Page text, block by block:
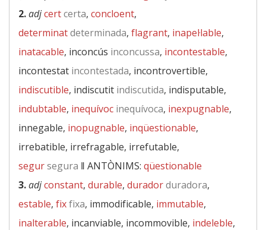
2.adjcertcerta, concloent,
determinatdeterminada, flagrant, inapel·lable,
inatacable, inconcús inconcussa, incontestable,
incontestat incontestada, incontrovertible,
indiscutible, indiscutit indiscutida, indisputable,
indubtable, inequívoc inequívoca, inexpugnable,
innegable, inopugnable, inqüestionable,
irrebatible, irrefragable, irrefutable,
segursegura ‖ ANTÒNIMS: qüestionable
3.adjconstant, durable, duradorduradora,
estable, fixfixa, immodificable, immutable,
inalterable, incanviable, incommovible, indeleble,